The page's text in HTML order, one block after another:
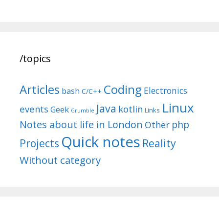
/topics
Articles bash C/C++ Coding Electronics
events Geek Grumble Java kotlin Links Linux
Notes about life in London Other php
Projects Quick notes Reality
Without category